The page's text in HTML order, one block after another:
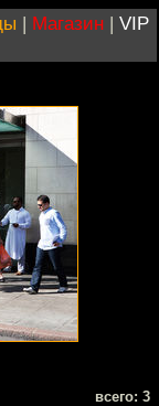
| Магазин | VIP
всего: 3